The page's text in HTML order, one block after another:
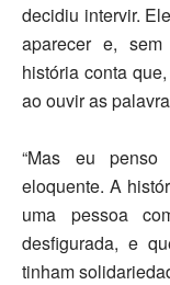
decidiu intervir.
aparecer e,
história conta
ao ouvir as
“Mas eu
eloquente. A
uma pessoa
desfigurada, e
tinham